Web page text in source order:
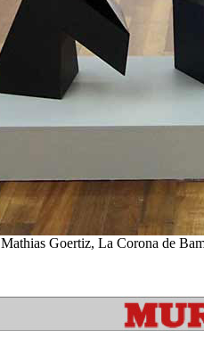
Mathias Goertiz, La Corona de